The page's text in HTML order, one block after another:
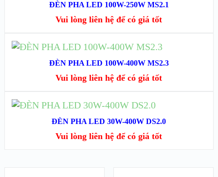
XEM NHANH
ĐÈN PHA LED 100W-250W MS2.1
Vui lòng liên hệ để có giá tốt
XEM NHANH
ĐỌC TIẾP
ĐÈN PHA LED 100W-400W MS2.3
Vui lòng liên hệ để có giá tốt
XEM NHANH
ĐỌC TIẾP
ĐÈN PHA LED 30W-400W DS2.0
Vui lòng liên hệ để có giá tốt